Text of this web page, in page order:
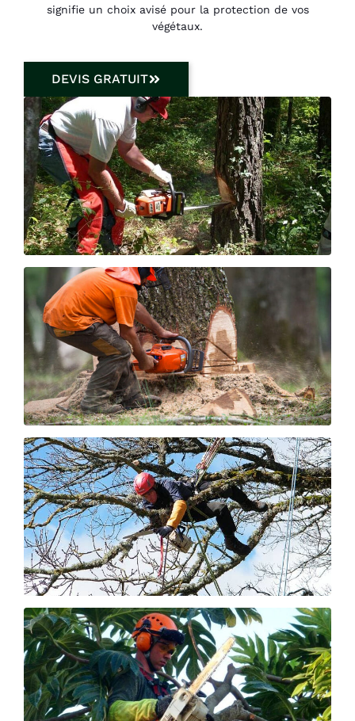
signifie un choix avisé pour la protection de vos
végétaux.
DEVIS GRATUIT